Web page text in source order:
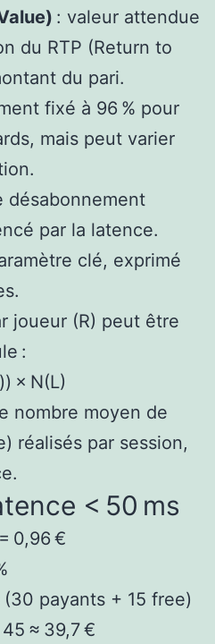
: valeur attendue
du RTP (Return to
du pari.
fixé à 96 % pour
mais peut varier
désabonnement
par la latence.
clé, exprimé
joueur (R) peut être
:
× N(L)
nombre moyen de
réalisés par session,
< 50 ms
0,96 €
payants + 15 free)
≈ 39,7 €